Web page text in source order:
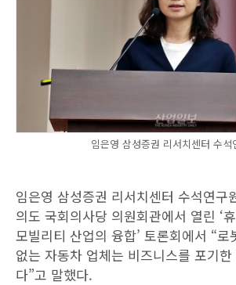
임은영 삼성증권 리서치센터 수석
임은영 삼성증권 리서치센터 수석연구
의도 국회의사당 의원회관에서 열린 ‘
모빌리티 산업의 융합’ 토론회에서 “로
없는 자동차 업체는 비즈니스를 포기
다”고 말했다.